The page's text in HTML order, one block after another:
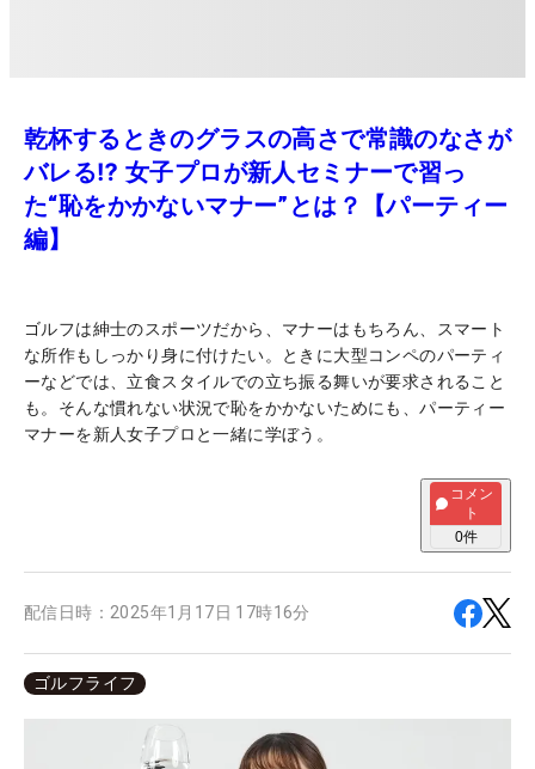
乾杯するときのグラスの高さで常識のなさが
バレる⁉ 女子プロが新人セミナーで習っ
た“恥をかかないマナー”とは？【パーティー
編】
ゴルフは紳士のスポーツだから、マナーはもちろん、スマート
な所作もしっかり身に付けたい。ときに大型コンペのパーティ
ーなどでは、立食スタイルでの立ち振る舞いが要求されること
も。そんな慣れない状況で恥をかかないためにも、パーティー
マナーを新人女子プロと一緒に学ぼう。
コメン
ト
0件
配信日時： 2025年1月17日 17時16分
ゴルフライフ